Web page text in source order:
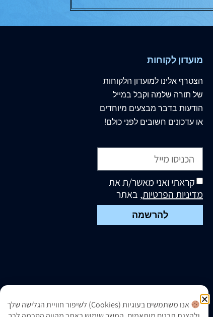
מועדון לקוחות
הצטרף אלינו למועדון הלקוחות
של תורה שלמה וקבל במייל
הודעות בדבר מבצעים מיוחדים
או עדכונים חשובים לפני כולם!
קראתי ואני מאשר/ת את
מדיניות הפרטיות, באתר
להרשמה
אנו משתמשים בעוגיות (Cookies) לשיפור חוויית הגלישה שלך